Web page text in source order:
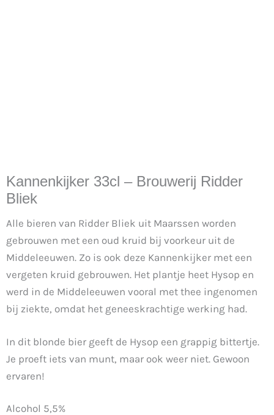
Kannenkijker 33cl – Brouwerij Ridder
Bliek
Alle bieren van Ridder Bliek uit Maarssen worden
gebrouwen met een oud kruid bij voorkeur uit de
Middeleeuwen. Zo is ook deze Kannenkijker met een
vergeten kruid gebrouwen. Het plantje heet Hysop en
werd in de Middeleeuwen vooral met thee ingenomen
bij ziekte, omdat het geneeskrachtige werking had.
In dit blonde bier geeft de Hysop een grappig bittertje.
Je proeft iets van munt, maar ook weer niet. Gewoon
ervaren!
Alcohol 5,5%